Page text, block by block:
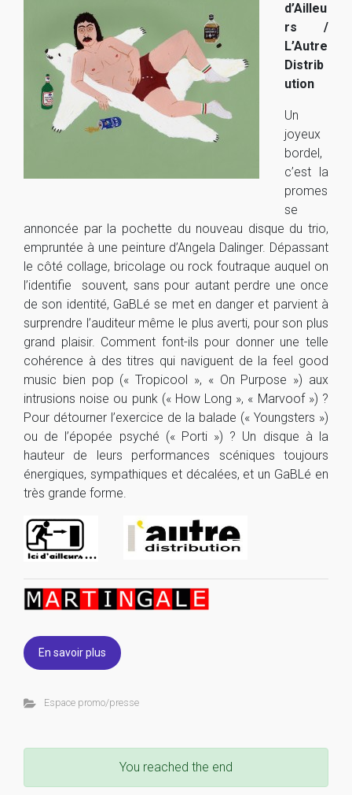
d’Ailleu
rs /
L’Autre
Distrib
ution
Un
joyeux
bordel,
c’est la
promes
se
annoncée par la pochette du nouveau disque du trio,
empruntée à une peinture d’Angela Dalinger. Dépassant
le côté collage, bricolage ou rock foutraque auquel on
l’identifie souvent, sans pour autant perdre une once
de son identité, GaBLé se met en danger et parvient à
surprendre l’auditeur même le plus averti, pour son plus
grand plaisir. Comment font-ils pour donner une telle
cohérence à des titres qui naviguent de la feel good
music bien pop (« Tropicool », « On Purpose ») aux
intrusions noise ou punk (« How Long », « Marvoof ») ?
Pour détourner l’exercice de la balade (« Youngsters »)
ou de l’épopée psyché (« Porti ») ? Un disque à la
hauteur de leurs performances scéniques toujours
énergiques, sympathiques et décalées, et un GaBLé en
très grande forme.
En savoir plus
Espace promo/presse
You reached the end